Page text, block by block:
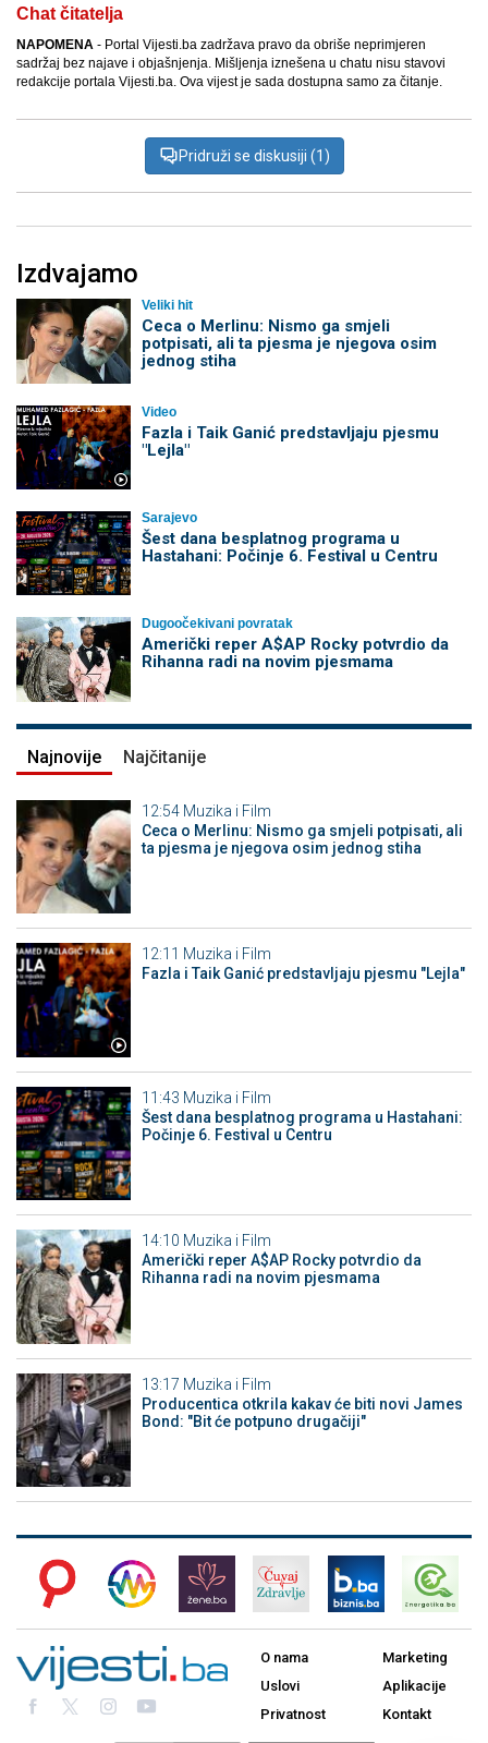
Chat čitatelja
NAPOMENA - Portal Vijesti.ba zadržava pravo da obriše neprimjeren
sadržaj bez najave i objašnjenja. Mišljenja iznešena u chatu nisu stavovi
redakcije portala Vijesti.ba. Ova vijest je sada dostupna samo za čitanje.
Pridruži se diskusiji (1)
Izdvajamo
Veliki hit
Ceca o Merlinu: Nismo ga smjeli
potpisati, ali ta pjesma je njegova osim
jednog stiha
Video
Fazla i Taik Ganić predstavljaju pjesmu
"Lejla"
Sarajevo
Šest dana besplatnog programa u
Hastahani: Počinje 6. Festival u Centru
Dugoočekivani povratak
Američki reper A$AP Rocky potvrdio da
Rihanna radi na novim pjesmama
Najnovije Najčitanije
12:54 Muzika i Film
Ceca o Merlinu: Nismo ga smjeli potpisati, ali
ta pjesma je njegova osim jednog stiha
12:11 Muzika i Film
Fazla i Taik Ganić predstavljaju pjesmu "Lejla"
11:43 Muzika i Film
Šest dana besplatnog programa u Hastahani:
Počinje 6. Festival u Centru
14:10 Muzika i Film
Američki reper A$AP Rocky potvrdio da
Rihanna radi na novim pjesmama
13:17 Muzika i Film
Producentica otkrila kakav će biti novi James
Bond: "Bit će potpuno drugačiji"
O nama
Uslovi
Privatnost
Marketing
Aplikacije
Kontakt